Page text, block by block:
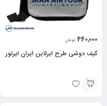
440,000 تومان
کیف دوشی طرح ایرلاین ایران ایرتور